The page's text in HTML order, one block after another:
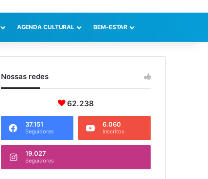
AGENDA CULTURAL BEM-ESTAR
Nossas redes
62.238
37.151
Seguidores
6.060
Inscritos
19.027
Seguidores